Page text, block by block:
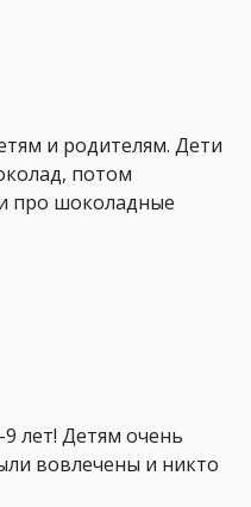
и родителям. Дети
потом
про шоколадные
лет! Детям очень
вовлечены и никто